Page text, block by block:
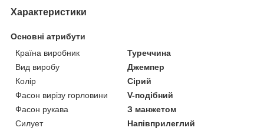
Характеристики
Основні атрибути
Країна виробник
Туреччина
Вид виробу
Джемпер
Колір
Сірий
Фасон вирізу горловини
V-подібний
Фасон рукава
З манжетом
Силует
Напівприлеглий